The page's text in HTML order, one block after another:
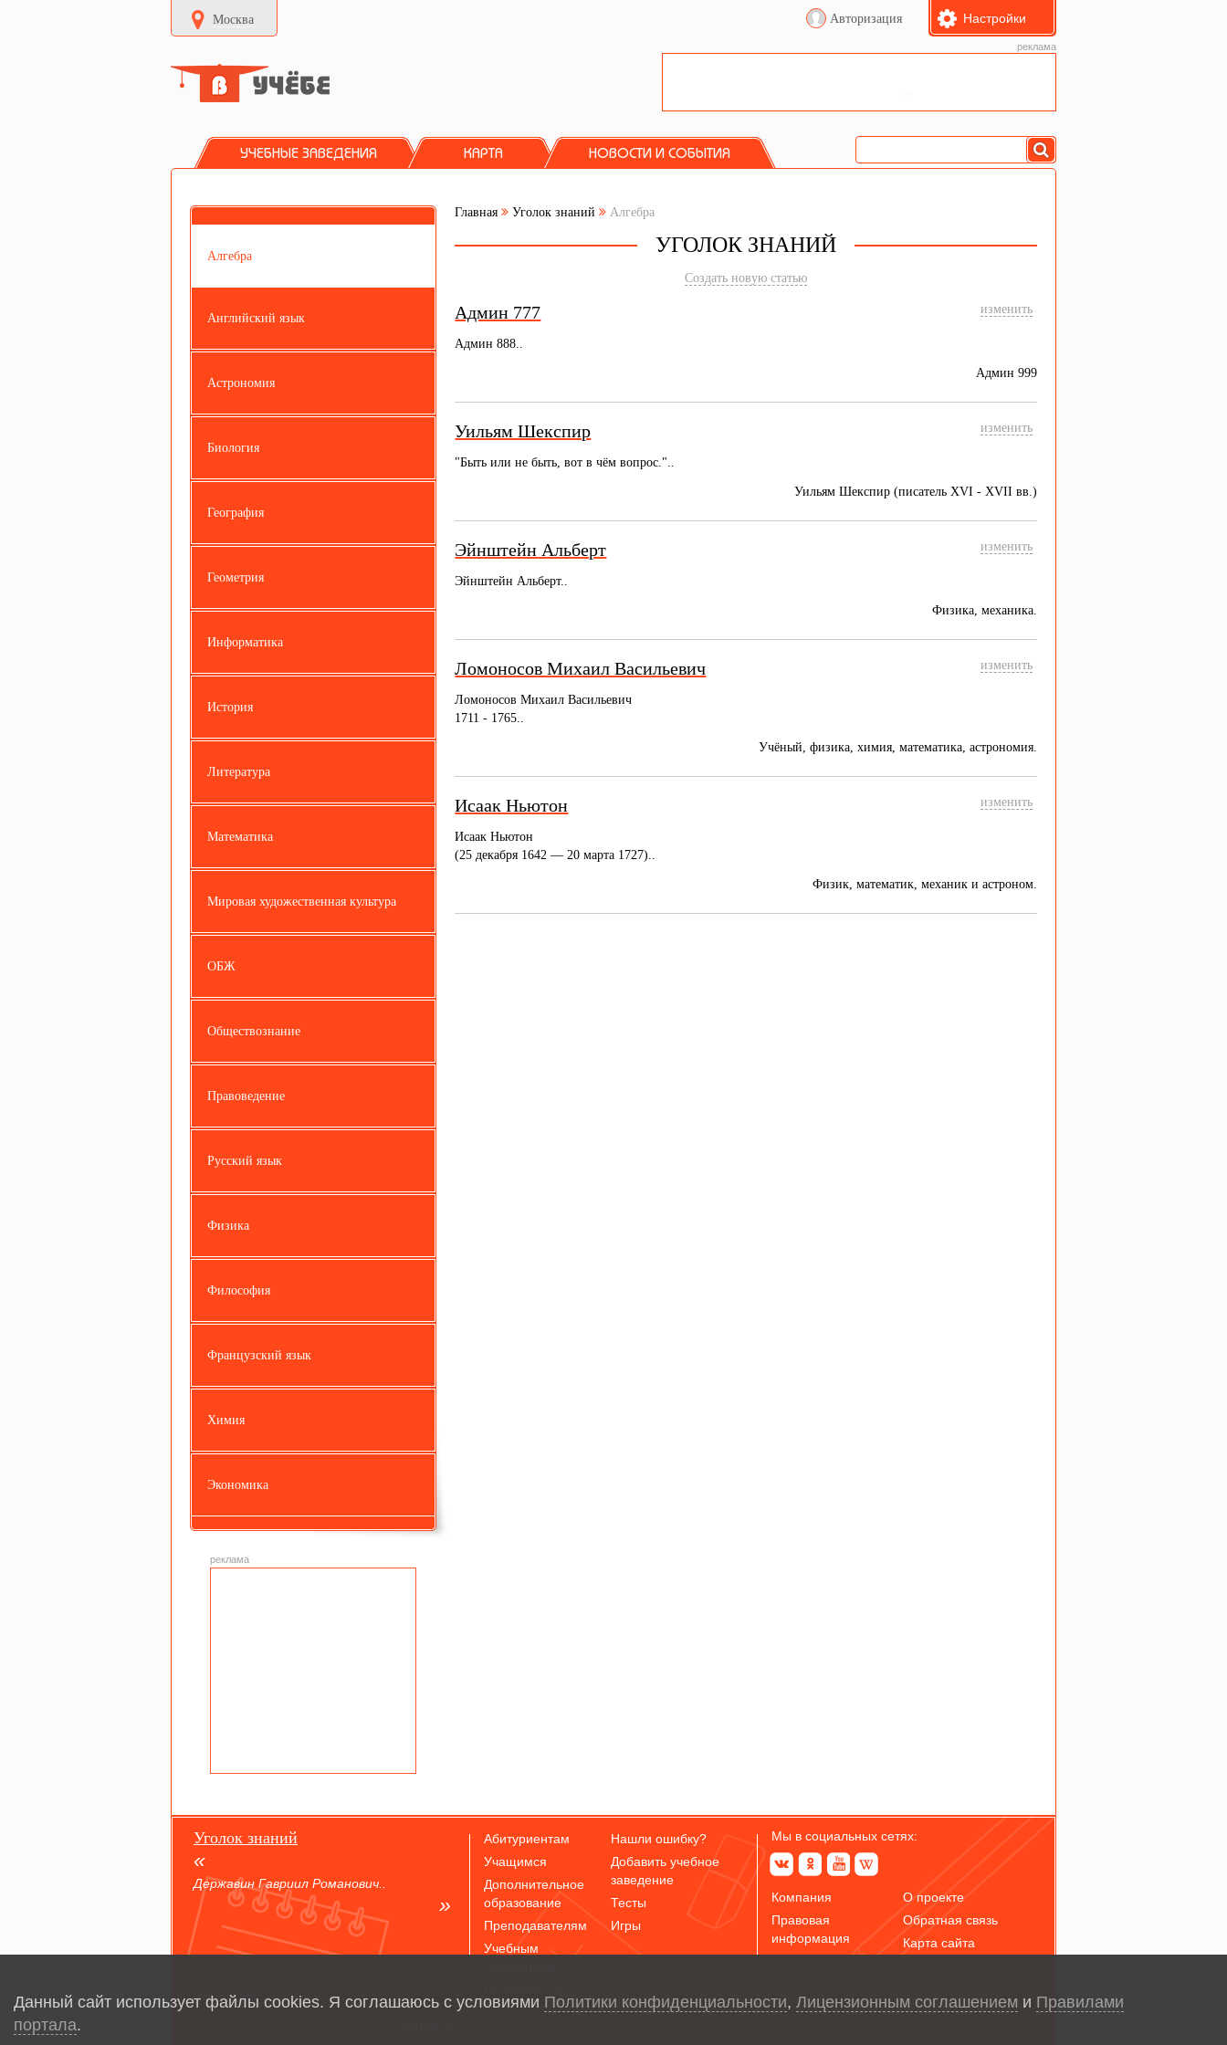
Москва Авторизация Настройки
реклама
УЧЕБНЫЕ ЗАВЕДЕНИЯ КАРТА НОВОСТИ И СОБЫТИЯ
Алгебра
Английский язык
Астрономия
Биология
География
Геометрия
Информатика
История
Литература
Математика
Мировая художественная культура
ОБЖ
Обществознание
Правоведение
Русский язык
Физика
Философия
Французский язык
Химия
Экономика
реклама
Главная Уголок знаний Алгебра
УГОЛОК ЗНАНИЙ
Создать новую статью
изменить
Админ 777
Админ 888..
Админ 999
изменить
Уильям Шекспир
"Быть или не быть, вот в чём вопрос."..
Уильям Шекспир (писатель XVI - XVII вв.)
изменить
Эйнштейн Альберт
Эйнштейн Альберт..
Физика, механика.
изменить
Ломоносов Михаил Васильевич
Ломоносов Михаил Васильевич
1711 - 1765..
Учёный, физика, химия, математика, астрономия.
изменить
Исаак Ньютон
Исаак Ньютон
(25 декабря 1642 — 20 марта 1727)..
Физик, математик, механик и астроном.
Уголок знаний
Державин Гавриил Романович..
Полководец
Абитуриентам
Учащимся
Дополнительное
образование
Преподавателям
Учебным
Нашли ошибку?
Добавить учебное
заведение
Тесты
Игры
Мы в социальных сетях:
Компания
Правовая
информация
О проекте
Обратная связь
Карта сайта
Данный сайт использует файлы cookies. Я соглашаюсь с условиями Политики конфиденциальности, Лицензионным соглашением и Правилами
портала.